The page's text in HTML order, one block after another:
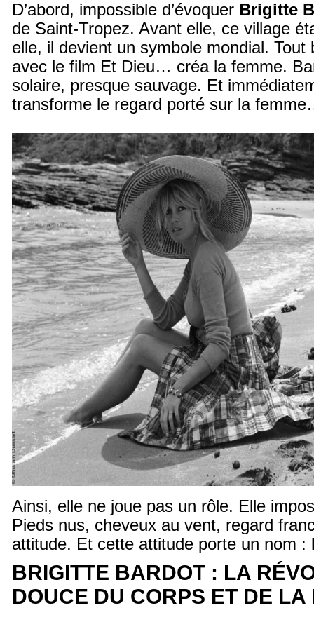
D’abord, impossible d’évoquer Brigitte
de Saint-Tropez. Avant elle, ce village
elle, il devient un symbole mondial. Tout
avec le film Et Dieu… créa la femme.
solaire, presque sauvage. Et
transforme le regard porté sur la
Ainsi, elle ne joue pas un rôle. Elle
Pieds nus, cheveux au vent, regard
attitude. Et cette attitude porte un nom :
BRIGITTE BARDOT : LA
DOUCE DU CORPS ET DE LA